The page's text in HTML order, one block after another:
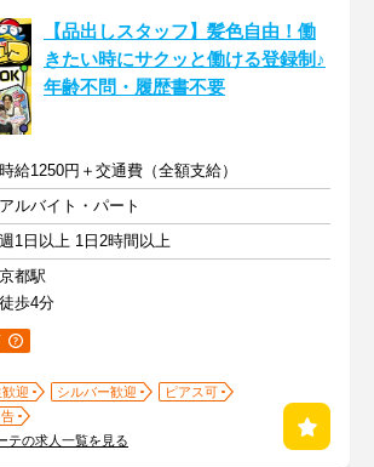
【品出しスタッフ】髪色自由！働
きたい時にサクッと働ける登録制♪
年齢不問・履歴書不要
時給1250円＋交通費（全額支給）
アルバイト・パート
週1日以上 1日2時間以上
京都駅
徒歩4分
迎 シルバー歓迎
ピアス可
テの求人一覧を見る